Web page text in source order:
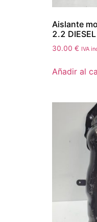
Aislante
2.2
30.00 € IVA
Añadir al